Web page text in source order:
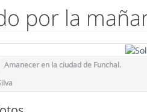
por la
Amanecer en la ciudad de Funchal.